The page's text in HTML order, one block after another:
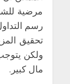
مرضية
رسم
تحقيق
ولكن
مال كبير.